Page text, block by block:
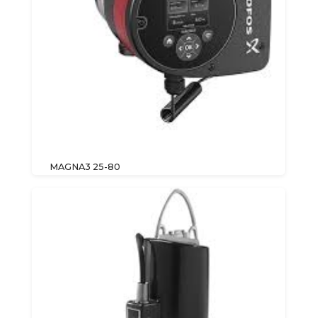
MAGNA3 25-80